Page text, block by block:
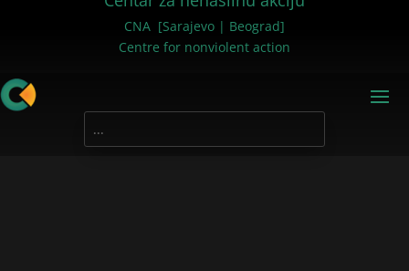
CNA [Sarajevo | Beograd]
Centre for nonviolent action